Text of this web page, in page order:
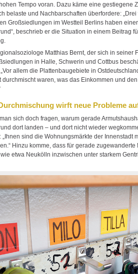
Tempo voran. Dazu käme eine gestiegene
belaste und Nachbarschaften überfordere:
Großsiedlungen im Westteil Berlins haben
beschrieb er die Situation in einem Beitrag
Matthias Bernt, der sich in seiner
in Halle, Schwerin und Cottbus
allem die Plattenbaugebiete in
durchmischt waren, was das Einkommen und
wirft neue Probleme
sich doch fragen, warum gerade
dort landen – und dort nicht wieder
„Ihnen sind die Wohnungsmärkte der Innenstadt
Hinzu komme, dass für gerade
etwa Neukölln inzwischen unter starkem